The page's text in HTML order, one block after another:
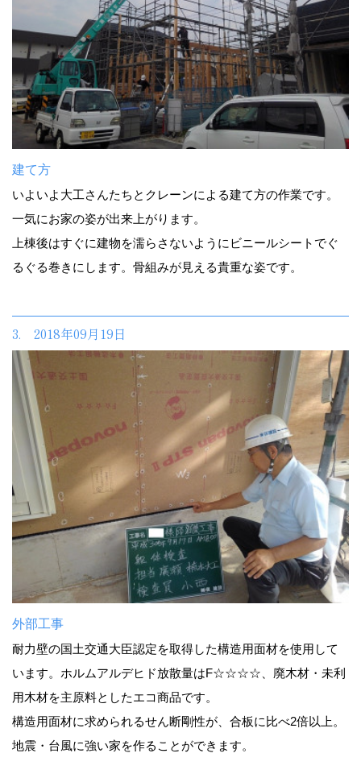
建て方
いよいよ大工さんたちとクレーンによる建て方の作業です。
一気にお家の姿が出来上がります。
上棟後はすぐに建物を濡らさないようにビニールシートでぐ
るぐる巻きにします。骨組みが見える貴重な姿です。
3. 2018年09月19日
外部工事
耐力壁の国土交通大臣認定を取得した構造用面材を使用して
います。ホルムアルデヒド放散量はF☆☆☆☆、廃木材・未利
用木材を主原料としたエコ商品です。
構造用面材に求められるせん断剛性が、合板に比べ2倍以上。
地震・台風に強い家を作ることができます。